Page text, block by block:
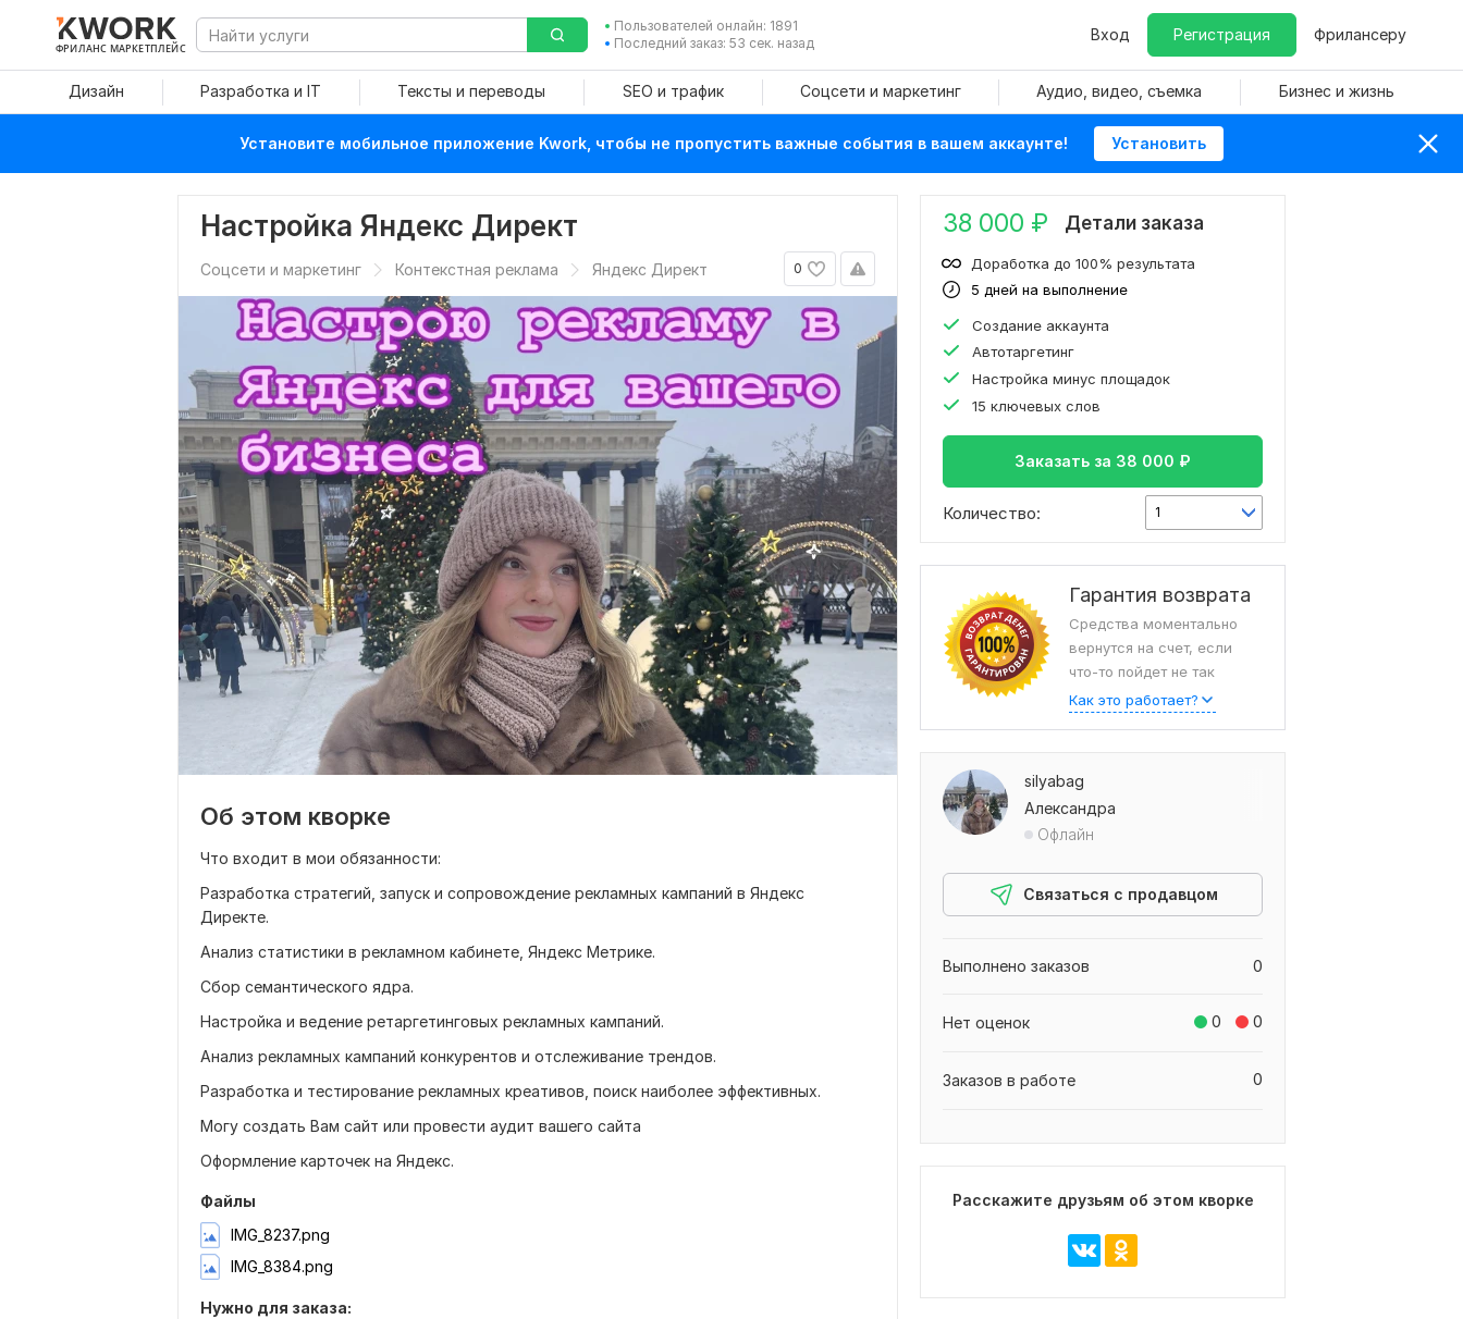
ФРИЛАНС МАРКЕТПЛЕЙС
Пользователей онлайн: 1891
Последний заказ: 53 сек. назад
Вход Регистрация Фрилансеру
Дизайн Разработка и IT Тексты и переводы SEO и трафик Соцсети и маркетинг Аудио, видео, съемка Бизнес и жизнь
Установите мобильное приложение Kwork, чтобы не пропустить важные события в вашем аккаунте! Установить
Настройка Яндекс Директ
0
Соцсети и маркетинг Контекстная реклама Яндекс Директ
Об этом кворке
Что входит в мои обязанности:
Разработка стратегий, запуск и сопровождение рекламных кампаний в Яндекс
Директе.
Анализ статистики в рекламном кабинете, Яндекс Метрике.
Сбор семантического ядра.
Настройка и ведение ретаргетинговых рекламных кампаний.
Анализ рекламных кампаний конкурентов и отслеживание трендов.
Разработка и тестирование рекламных креативов, поиск наиболее эффективных.
Могу создать Вам сайт или провести аудит вашего сайта
Оформление карточек на Яндекс.
Файлы
IMG_8237.png
IMG_8384.png
Нужно для заказа:
38 000 ₽ Детали заказа
5 дней на выполнение
Доработка до 100% результата
Создание аккаунта
Автотаргетинг
Настройка минус площадок
15 ключевых слов
Заказать за 38 000 ₽
Количество: 1
Гарантия возврата
Средства моментально
вернутся на счет, если
что-то пойдет не так
Как это работает?
silyabag
Александра
Офлайн
Связаться с продавцом
0
Выполнено заказов
0 0
Нет оценок
0
Заказов в работе
Расскажите друзьям об этом кворке